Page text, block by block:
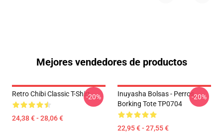
Mejores vendedores de productos
Retro Chibi Classic T-Shirt
24,38 € - 28,06 €
-20%
Inuyasha Bolsas - Perros
Borking Tote TP0704
22,95 € - 27,55 €
-20%